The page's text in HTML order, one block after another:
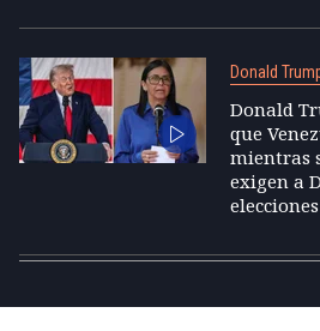
Donald
Donald
que
mientras
exigen a